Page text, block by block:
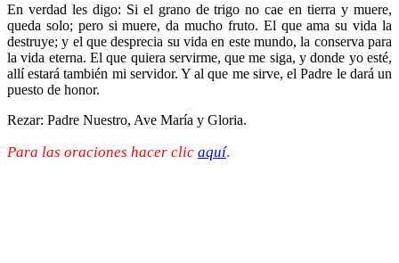
En verdad les digo: Si el grano de trigo no cae en tierra y muere,
queda solo; pero si muere, da mucho fruto. El que ama su vida la
destruye; y el que desprecia su vida en este mundo, la conserva para
la vida eterna. El que quiera servirme, que me siga, y donde yo esté,
allí estará también mi servidor. Y al que me sirve, el Padre le dará un
puesto de honor.
Rezar: Padre Nuestro, Ave María y Gloria.
Para las oraciones hacer clic aquí.